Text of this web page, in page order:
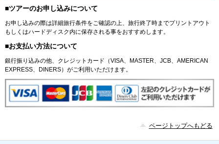
■ツアーのお申し込みについて
お申し込みの際は詳細旅行条件をご確認の上、旅行終了時までプリントアウト
もしくはハードディスク内に保存される事をおすすめします。
■お支払い方法について
銀行振り込みの他、クレジットカード（VISA、MASTER、JCB、AMERICAN
EXPRESS、DINERS）がご利用いただけます。
ページトップへもどる